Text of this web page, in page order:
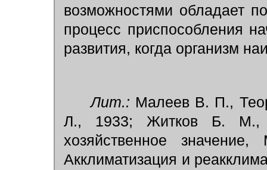
возможностями обладает
процесс приспособления
развития, когда организм
Лит.: Малеев В. П.,
Л., 1933; Житков Б. М.,
хозяйственное
Акклиматизация и